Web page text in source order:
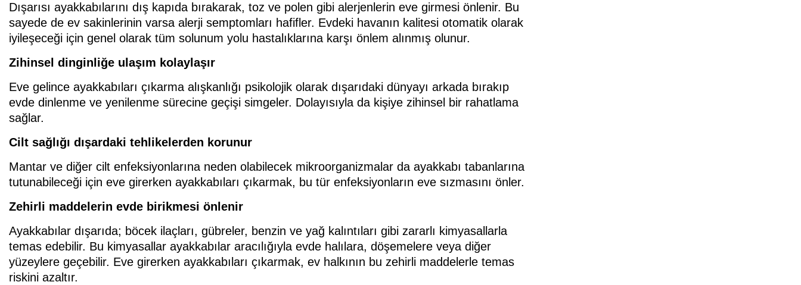
Dışarısı ayakkabılarını dış kapıda bırakarak, toz ve polen gibi alerjenlerin eve girmesi önlenir. Bu
sayede de ev sakinlerinin varsa alerji semptomları hafifler. Evdeki havanın kalitesi otomatik olarak
iyileşeceği için genel olarak tüm solunum yolu hastalıklarına karşı önlem alınmış olunur.
Zihinsel dinginliğe ulaşım kolaylaşır
Eve gelince ayakkabıları çıkarma alışkanlığı psikolojik olarak dışarıdaki dünyayı arkada bırakıp
evde dinlenme ve yenilenme sürecine geçişi simgeler. Dolayısıyla da kişiye zihinsel bir rahatlama
sağlar.
Cilt sağlığı dışardaki tehlikelerden korunur
Mantar ve diğer cilt enfeksiyonlarına neden olabilecek mikroorganizmalar da ayakkabı tabanlarına
tutunabileceği için eve girerken ayakkabıları çıkarmak, bu tür enfeksiyonların eve sızmasını önler.
Zehirli maddelerin evde birikmesi önlenir
Ayakkabılar dışarıda; böcek ilaçları, gübreler, benzin ve yağ kalıntıları gibi zararlı kimyasallarla
temas edebilir. Bu kimyasallar ayakkabılar aracılığıyla evde halılara, döşemelere veya diğer
yüzeylere geçebilir. Eve girerken ayakkabıları çıkarmak, ev halkının bu zehirli maddelerle temas
riskini azaltır.